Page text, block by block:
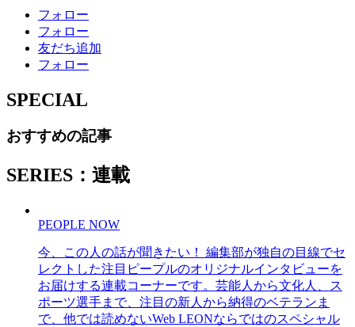
フォロー
フォロー
友だち追加
フォロー
SPECIAL
おすすめの記事
SERIES：連載
PEOPLE NOW
今、この人の話が聞きたい！ 編集部が独自の目線でセ
レクトした注目ピープルのオリジナルインタビューを
お届けする連載コーナーです。芸能人から文化人、ス
ポーツ選手まで、注目の新人から納得のベテランま
で、他では読めないWeb LEONならではのスペシャル